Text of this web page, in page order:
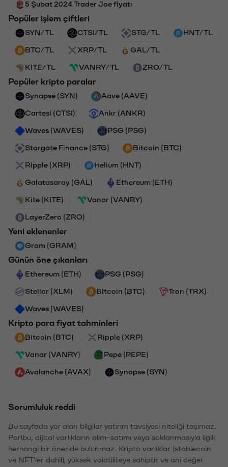
5 Şubat 2024 Trader Joe fiyatı
Popüler işlem çiftleri
SYN/TL CTSI/TL STG/TL HNT/TL
BTC/TL XRP/TL GAL/TL
KITE/TL VANRY/TL ZRO/TL
Popüler kripto paralar
Synapse (SYN) Aave (AAVE)
Cartesi (CTSI) Ankr (ANKR)
Waves (WAVES) PSG (PSG)
Stargate Finance (STG) Bitcoin (BTC)
Ripple (XRP) Helium (HNT)
Galatasaray (GAL) Ethereum (ETH)
Kite (KITE) Vanar (VANRY)
LayerZero (ZRO)
Yeni eklenenler
Gram (GRAM)
Günün öne çıkanları
Ethereum (ETH) PSG (PSG)
Stellar (XLM) Bitcoin (BTC) Tron (TRX)
Waves (WAVES)
Kripto para fiyat tahminleri
Bitcoin (BTC) Ripple (XRP)
Vanar (VANRY) Pepe (PEPE)
Avalanche (AVAX) Synapse (SYN)
Sorumluluk reddi
Bu sayfada yer alan bilgiler yatırım tavsiyesi niteliği taşımaz.
Paribu, dijital varlıkların alım-satımı veya saklanmasıyla ilgili
herhangi bir öneride bulunmaz. Kripto varlıklar (stablecoin
ve NFT'ler dahil), yüksek volatiliteye sahiptir ve ani değer